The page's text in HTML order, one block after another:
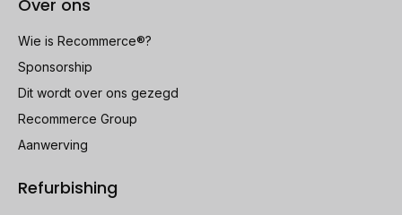
Over ons
Wie is Recommerce®?
Sponsorship
Dit wordt over ons gezegd
Recommerce Group
Aanwerving
Refurbishing